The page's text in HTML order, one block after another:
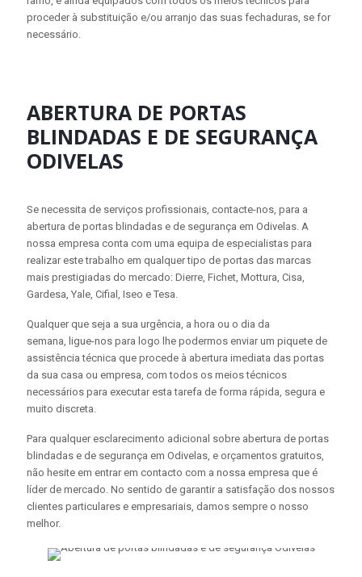
proceder à substituição e/ou arranjo das suas fechaduras, se for
necessário.
ABERTURA DE PORTAS
BLINDADAS E DE SEGURANÇA
ODIVELAS
Se necessita de serviços profissionais, contacte-nos, para a
abertura de portas blindadas e de segurança em Odivelas. A
nossa empresa conta com uma equipa de especialistas para
realizar este trabalho em qualquer tipo de portas das marcas
mais prestigiadas do mercado: Dierre, Fichet, Mottura, Cisa,
Gardesa, Yale, Cifial, Iseo e Tesa.
Qualquer que seja a sua urgência, a hora ou o dia da
semana, ligue-nos para logo lhe podermos enviar um piquete de
assistência técnica que procede à abertura imediata das portas
da sua casa ou empresa, com todos os meios técnicos
necessários para executar esta tarefa de forma rápida, segura e
muito discreta.
Para qualquer esclarecimento adicional sobre abertura de portas
blindadas e de segurança em Odivelas, e orçamentos gratuitos,
não hesite em entrar em contacto com a nossa empresa que é
líder de mercado. No sentido de garantir a satisfação dos nossos
clientes particulares e empresariais, damos sempre o nosso
melhor.